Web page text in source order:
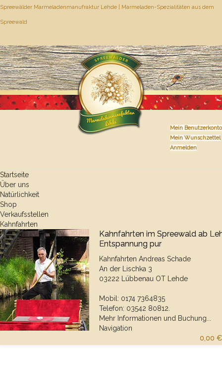
Spreewälder Marmeladenmanufraktur Lehde | Marmeladen-Spezialitäten aus dem
Spreewald
Mein Benutzerkonto
Mein Wunschzettel
Anmelden
Startseite
Über uns
Natürlichkeit
Shop
Verkaufsstellen
Kahnfahrten
Kahnfahrten im Spreewald ab
Entspannung pur
Kahnfahrten Andreas Schade
An der Lischka 3
03222 Lübbenau OT Lehde
Mobil: 0174 7364835
Telefon: 03542 80812.
Mehr Informationen und Buchung...
Navigation
0,00 €